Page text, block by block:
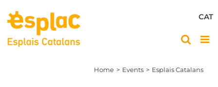
content
CAT
Home Events Esplais Catalans